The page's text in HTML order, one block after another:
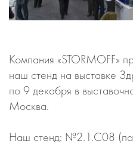
Компания «STORMOFF»
наш стенд на выставке
по 9 декабря в
Москва.
Наш стенд: №2.1.С08